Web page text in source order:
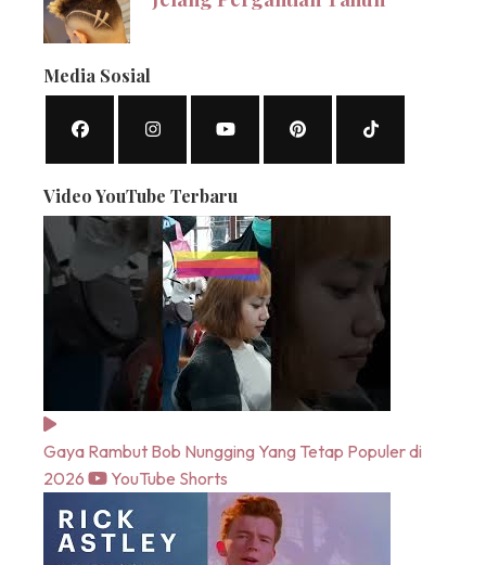
Media Sosial
Video YouTube Terbaru
Gaya Rambut Bob Nungging Yang Tetap Populer di
2026
YouTube Shorts